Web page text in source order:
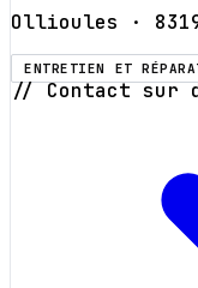
Ollioules ·
ENTRETIEN ET
// Contact sur